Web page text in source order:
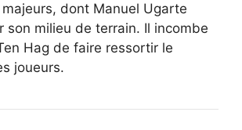
dont Manuel Ugarte
son milieu de terrain. Il incombe
Hag de faire ressortir le
joueurs.